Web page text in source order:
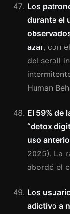
Los
durante el
azar, con
del scroll
Human
El 59% de
“detox
uso
2025). La
abordó el
Los
adictivo a